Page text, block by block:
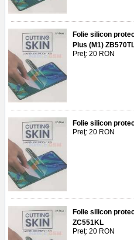
Folie silicon
Plus (M1)
Preţ: 20 RON
Folie silicon
Preţ: 20 RON
Folie silicon
ZC551KL
Preţ: 20 RON